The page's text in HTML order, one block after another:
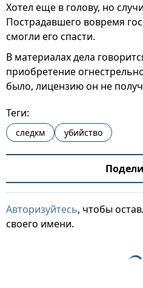
Хотел еще в голову, но
Пострадавшего вовремя
смогли его спасти.
В материалах дела
приобретение
было, лицензию он не
Теги:
следкм убийство
Авторизуйтесь, чтобы
своего имени.